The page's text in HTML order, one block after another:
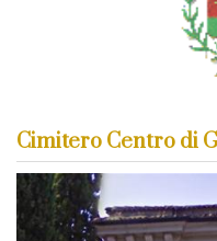
Cimitero Centro di